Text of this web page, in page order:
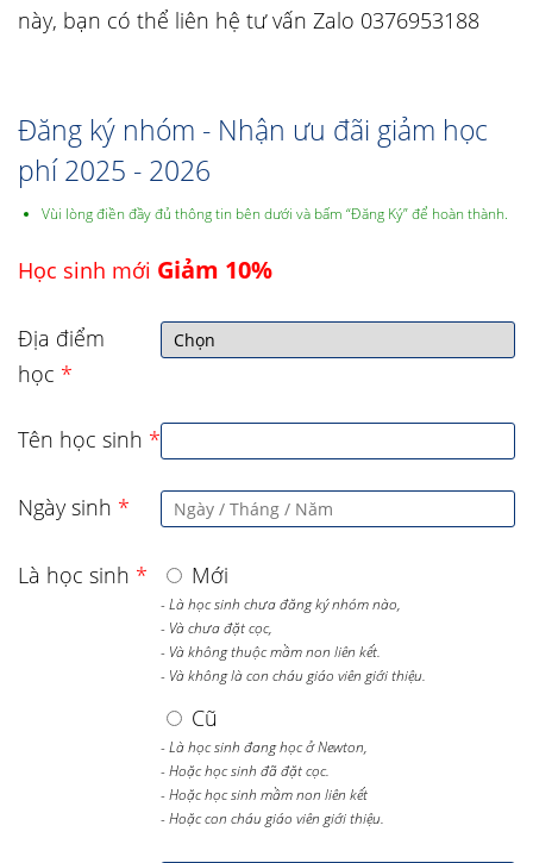
này, bạn có thể liên hệ tư vấn Zalo 0376953188
Đăng ký nhóm - Nhận ưu đãi giảm học
phí 2025 - 2026
Vùi lòng điền đầy đủ thông tin bên dưới và bấm “Đăng Ký” để hoàn thành.
Học sinh mới Giảm 10%
Địa điểm
học *
Tên học sinh *
Ngày sinh *
Là học sinh * Mới
- Là học sinh chưa đăng ký nhóm nào,
- Và chưa đặt cọc,
- Và không thuộc mầm non liên kết.
- Và không là con cháu giáo viên giới thiệu.
Cũ
- Là học sinh đang học ở Newton,
- Hoặc học sinh đã đặt cọc.
- Hoặc học sinh mầm non liên kết
- Hoặc con cháu giáo viên giới thiệu.